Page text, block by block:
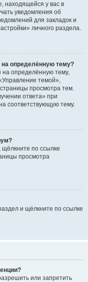
находящейся у вас в
уведомления об
для закладок и
личного раздела.
на определённую тему?
на определённую тему,
темой»,
просмотра тем.
ответа» при
соответствующую тему.
по ссылке
просмотра
и щёлкните по ссылке
или запретить